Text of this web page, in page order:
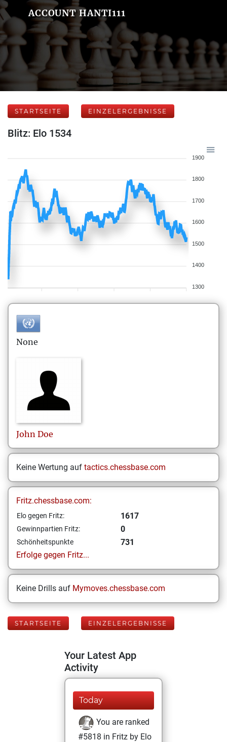
ACCOUNT HANTI111
STARTSEITE EINZELERGEBNISSE
Blitz: Elo 1534
1900
1800
1700
1600
1500
1400
1300
None
John Doe
Keine Wertung auf tactics.chessbase.com
Fritz.chessbase.com:
Elo gegen Fritz: 1617
Gewinnpartien Fritz: 0
Schönheitspunkte
731
Erfolge gegen Fritz...
Keine Drills auf Mymoves.chessbase.com
STARTSEITE EINZELERGEBNISSE
Your Latest App
Activity
Today
You are ranked
#5818 in Fritz by Elo